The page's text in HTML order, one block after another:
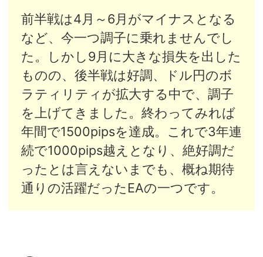
前半戦は4月～6月がマイナスとなる
など、今一つ調子に乗れませんでし
た。しかし9月に大きな損失を出した
ものの、後半戦は好調、ドル円のボ
ラティリティが拡大する中で、調子
を上げてきました。終わってみれば
年間で1500pipsを達成。これで3年連
続で1000pips越えとなり、絶好調だ
ったとは言えないまでも、概ね期待
通りの活躍だったEAの一つです。